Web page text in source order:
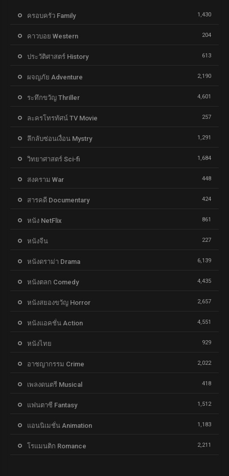
ครอบครัว Family 1,430
คาวบอย Western 204
ประวัติศาสตร์ History 613
ผจญภัย Adventure 2,190
ระทึกขวัญ Thriller 4,601
ละครโทรทัศน์ TV Movie 257
ลึกลับซ่อนเงื่อน Mystry 1,291
วิทยาศาสตร์ Sci-fi 1,684
สงคราม War 448
สารคดี Documentary 424
หนัง NetFlix 861
หนังจีน 227
หนังดราม่า Drama 6,139
หนังตลก Comedy 4,435
หนังสยองขวัญ Horror 2,657
หนังแอคชั่น Action 4,551
หนังไทย 929
อาชญากรรม Crime 2,022
เพลงดนตรี Musical 418
แฟนตาซี Fantasy 1,512
แอนนิเมชั่น Animation 1,183
โรแมนติก Romance 2,211